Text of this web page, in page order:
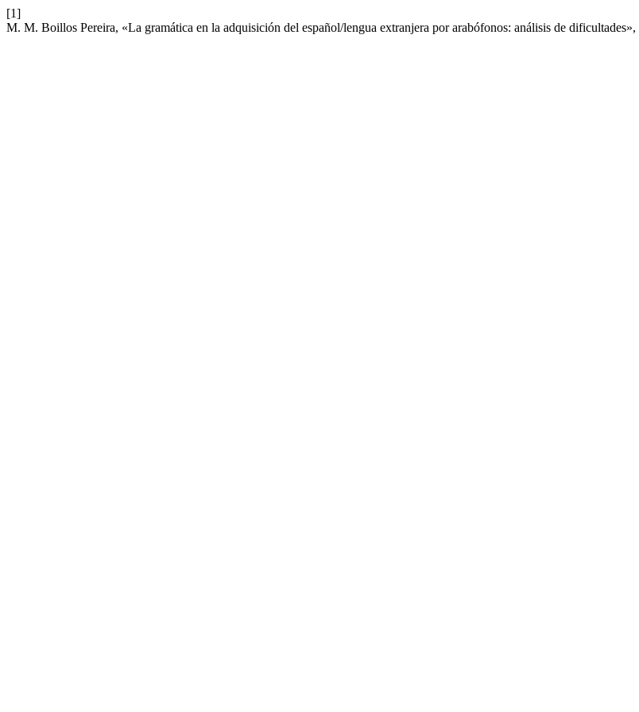
[1]
M. M. Boillos Pereira, «La gramática en la adquisición del español/lengua extranjera por arabófonos: análisis de dificultades»,